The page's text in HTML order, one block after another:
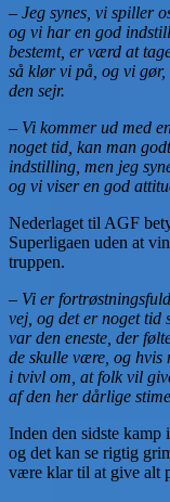
– Jeg synes, vi spiller
og vi har en god
bestemt, er værd at
så klør vi på, og vi
den sejr.
– Vi kommer ud med
noget tid, kan man
indstilling, men jeg
og vi viser en god
Nederlaget til AGF
Superligaen uden at
truppen.
– Vi er
vej, og det er noget tid
var den eneste, der
de skulle være, og hvis
i tvivl om, at folk vil
af den her dårlige
Inden den sidste
og det kan se rigtig
være klar til at give alt